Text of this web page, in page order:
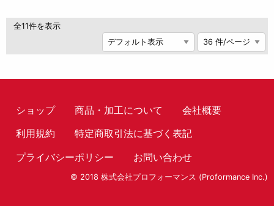
全11件を表示
ショップ 商品・加工について
会社概要
利用規約
特定商取引法に基づく表記
プライバシーポリシー
お問い合わせ
© 2018 株式会社プロフォーマンス (Proformance Inc.)